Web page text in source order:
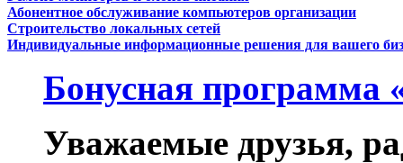
Абонентное обслуживание компьютеров организации
Строительство локальных сетей
Индивидуальные информационные решения для вашего
Бонусная программа
Уважаемые друзья,